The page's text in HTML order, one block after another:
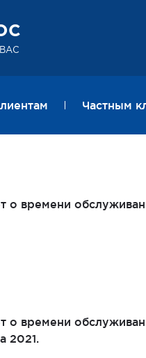
Частным
времени
времени
2021.